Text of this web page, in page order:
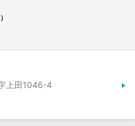
上田1046-4